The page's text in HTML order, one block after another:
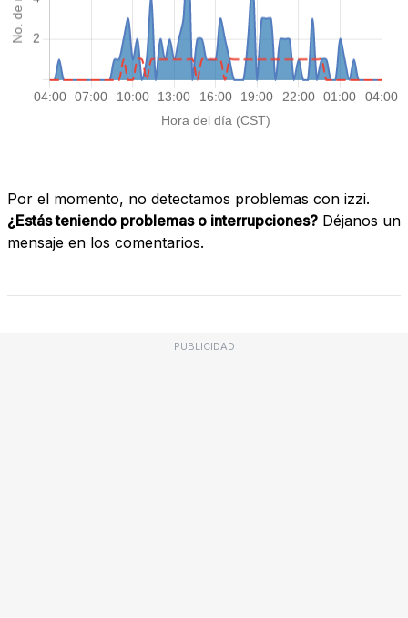
Por el momento, no detectamos problemas con izzi.
¿Estás teniendo problemas o interrupciones? Déjanos un
mensaje en los comentarios.
PUBLICIDAD